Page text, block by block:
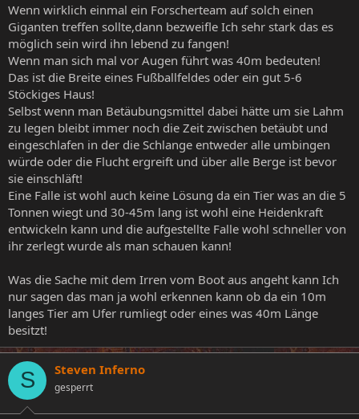
Wenn wirklich einmal ein Forscherteam auf solch einen
Giganten treffen sollte,dann bezweifle Ich sehr stark das es
möglich sein wird ihn lebend zu fangen!
Wenn man sich mal vor Augen führt was 40m bedeuten!
Das ist die Breite eines Fußballfeldes oder ein gut 5-6
Stöckiges Haus!
Selbst wenn man Betäubungsmittel dabei hätte um sie Lahm
zu legen bleibt immer noch die Zeit zwischen betäubt und
eingeschlafen in der die Schlange entweder alle umbingen
würde oder die Flucht ergreift und über alle Berge ist bevor
sie einschläft!
Eine Falle ist wohl auch keine Lösung da ein Tier was an die 5
Tonnen wiegt und 30-45m lang ist wohl eine Heidenkraft
entwickeln kann und die aufgestellte Falle wohl schneller von
ihr zerlegt wurde als man schauen kann!
Was die Sache mit dem Irren vom Boot aus angeht kann Ich
nur sagen das man ja wohl erkennen kann ob da ein 10m
langes Tier am Ufer rumliegt oder eines was 40m Länge
besitzt!
S Steven Inferno
gesperrt